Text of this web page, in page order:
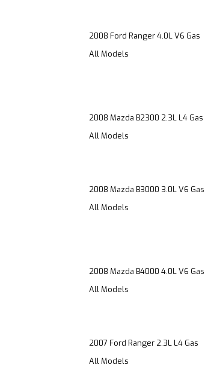
2008 Ford Ranger 4.0L V6 Gas
All Models
2008 Mazda B2300 2.3L L4 Gas
All Models
2008 Mazda B3000 3.0L V6 Gas
All Models
2008 Mazda B4000 4.0L V6 Gas
All Models
2007 Ford Ranger 2.3L L4 Gas
All Models